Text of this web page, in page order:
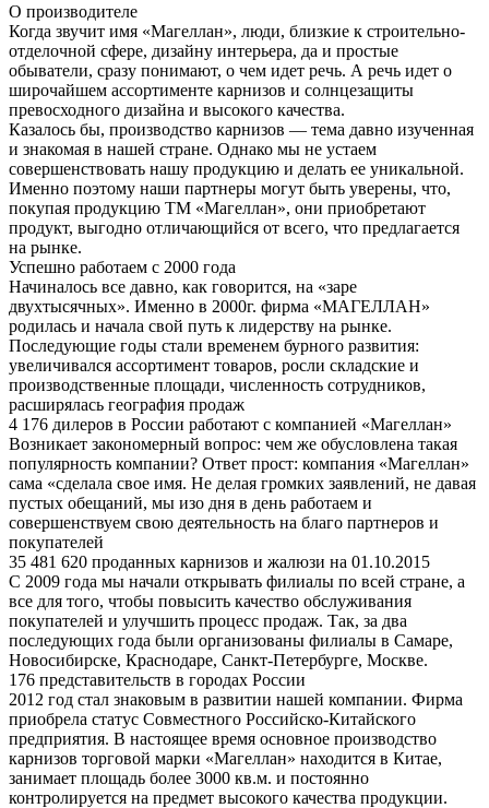
О производителе
Когда звучит имя «Магеллан», люди, близкие к строительно-
отделочной сфере, дизайну интерьера, да и простые
обыватели, сразу понимают, о чем идет речь. А речь идет о
широчайшем ассортименте карнизов и солнцезащиты
превосходного дизайна и высокого качества.
Казалось бы, производство карнизов — тема давно изученная
и знакомая в нашей стране. Однако мы не устаем
совершенствовать нашу продукцию и делать ее уникальной.
Именно поэтому наши партнеры могут быть уверены, что,
покупая продукцию ТМ «Магеллан», они приобретают
продукт, выгодно отличающийся от всего, что предлагается
на рынке.
Успешно работаем с 2000 года
Начиналось все давно, как говорится, на «заре
двухтысячных». Именно в 2000г. фирма «МАГЕЛЛАН»
родилась и начала свой путь к лидерству на рынке.
Последующие годы стали временем бурного развития:
увеличивался ассортимент товаров, росли складские и
производственные площади, численность сотрудников,
расширялась география продаж
4 176 дилеров в России работают с компанией «Магеллан»
Возникает закономерный вопрос: чем же обусловлена такая
популярность компании? Ответ прост: компания «Магеллан»
сама «сделала свое имя. Не делая громких заявлений, не давая
пустых обещаний, мы изо дня в день работаем и
совершенствуем свою деятельность на благо партнеров и
покупателей
35 481 620 проданных карнизов и жалюзи на 01.10.2015
С 2009 года мы начали открывать филиалы по всей стране, а
все для того, чтобы повысить качество обслуживания
покупателей и улучшить процесс продаж. Так, за два
последующих года были организованы филиалы в Самаре,
Новосибирске, Краснодаре, Санкт-Петербурге, Москве.
176 представительств в городах России
2012 год стал знаковым в развитии нашей компании. Фирма
приобрела статус Совместного Российско-Китайского
предприятия. В настоящее время основное производство
карнизов торговой марки «Магеллан» находится в Китае,
занимает площадь более 3000 кв.м. и постоянно
контролируется на предмет высокого качества продукции.